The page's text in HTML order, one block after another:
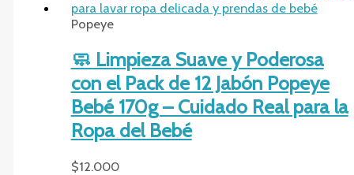
Popeye
🧼 Limpieza Suave y Poderosa
con el Pack de 12 Jabón Popeye
Bebé 170g – Cuidado Real para la
Ropa del Bebé
$12.000